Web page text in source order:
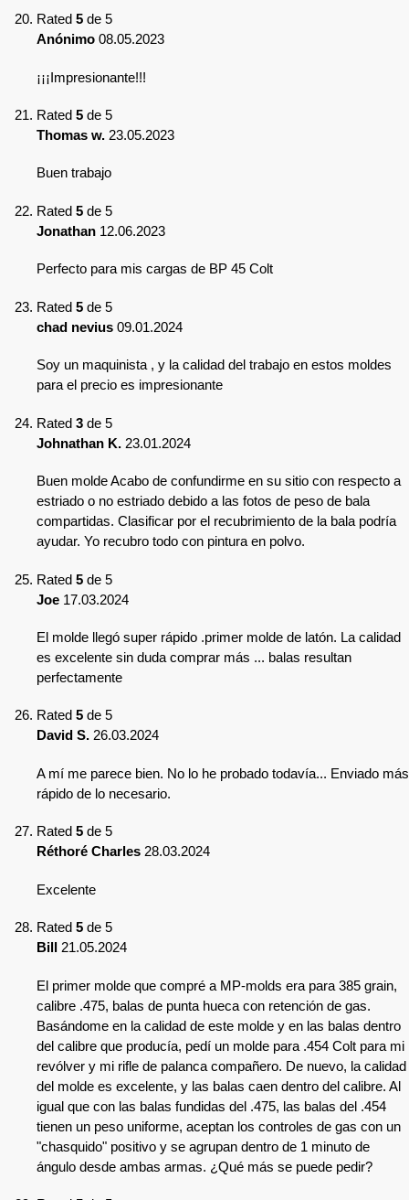
Rated 5 de 5
Anónimo 08.05.2023
¡¡¡Impresionante!!!
Rated 5 de 5
Thomas w. 23.05.2023
Buen trabajo
Rated 5 de 5
Jonathan 12.06.2023
Perfecto para mis cargas de BP 45 Colt
Rated 5 de 5
chad nevius 09.01.2024
Soy un maquinista , y la calidad del trabajo en estos moldes
para el precio es impresionante
Rated 3 de 5
Johnathan K. 23.01.2024
Buen molde Acabo de confundirme en su sitio con respecto a
estriado o no estriado debido a las fotos de peso de bala
compartidas. Clasificar por el recubrimiento de la bala podría
ayudar. Yo recubro todo con pintura en polvo.
Rated 5 de 5
Joe 17.03.2024
El molde llegó super rápido .primer molde de latón. La calidad
es excelente sin duda comprar más ... balas resultan
perfectamente
Rated 5 de 5
David S. 26.03.2024
A mí me parece bien. No lo he probado todavía... Enviado más
rápido de lo necesario.
Rated 5 de 5
Réthoré Charles 28.03.2024
Excelente
Rated 5 de 5
Bill 21.05.2024
El primer molde que compré a MP-molds era para 385 grain,
calibre .475, balas de punta hueca con retención de gas.
Basándome en la calidad de este molde y en las balas dentro
del calibre que producía, pedí un molde para .454 Colt para mi
revólver y mi rifle de palanca compañero. De nuevo, la calidad
del molde es excelente, y las balas caen dentro del calibre. Al
igual que con las balas fundidas del .475, las balas del .454
tienen un peso uniforme, aceptan los controles de gas con un
"chasquido" positivo y se agrupan dentro de 1 minuto de
ángulo desde ambas armas. ¿Qué más se puede pedir?